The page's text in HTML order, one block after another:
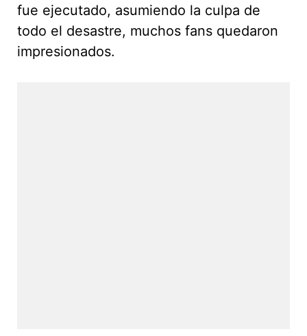
fue ejecutado, asumiendo la culpa de
todo el desastre, muchos fans quedaron
impresionados.